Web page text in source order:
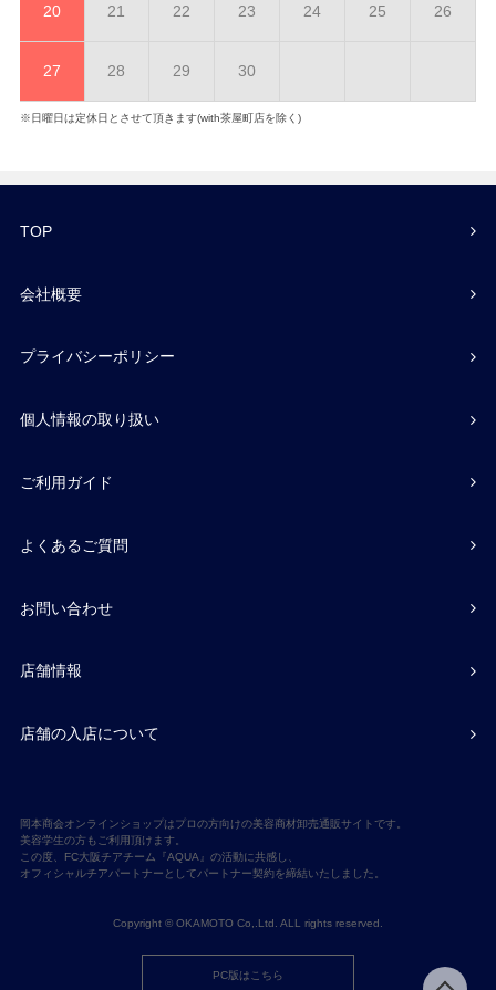
20 21 22 23 24 25 26
27 28 29 30
※日曜日は定休日とさせて頂きます(with茶屋町店を除く)
TOP
会社概要
プライバシーポリシー
個人情報の取り扱い
ご利用ガイド
よくあるご質問
お問い合わせ
店舗情報
店舗の入店について
岡本商会オンラインショップはプロの方向けの美容商材卸売通販サイトです。
美容学生の方もご利用頂けます。
この度、FC大阪チアチーム『AQUA』の活動に共感し、
オフィシャルチアパートナーとしてパートナー契約を締結いたしました。
Copyright © OKAMOTO Co,.Ltd. ALL rights reserved.
PC版はこちら